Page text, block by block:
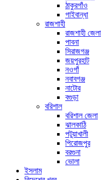
ঠাকুরগাঁও
গাইবান্ধা
রাজশাহী
রাজশাহী জেলা
পাবনা
সিরাজগঞ্জ
জয়পুরহাট
নওগাঁ
নবাবগঞ্জ
নাটোর
বগুড়া
বরিশাল
বরিশাল জেলা
ঝালকাঠি
পটুয়াখালী
পিরোজপুর
বরগুনা
ভোলা
ইসলাম